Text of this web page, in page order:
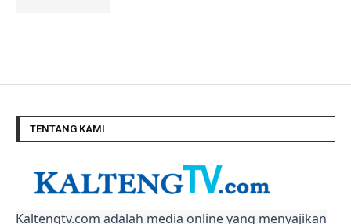
TENTANG KAMI
Kaltengtv.com adalah media online yang menyajikan